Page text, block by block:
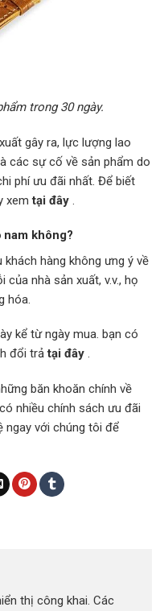
trong 30 ngày.
gây ra, lực lượng lao
các sự cố về sản phẩm do
phí ưu đãi nhất. Để biết
xemtại đây .
không?
hàng không ưng ý về
nhà sản xuất, v.v., họ
hóa.
kể từ ngày mua. bạn có
đổi trảtại đây .
băn khoăn chính về
nhiều chính sách ưu đãi
ngay với chúng tôi để
thị công khai. Các